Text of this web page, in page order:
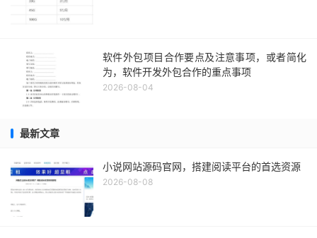
软件外包项目合作要点及注意事项，或者简化
为，软件开发外包合作的重点事项
2026-08-04
最新文章
小说网站源码官网，搭建阅读平台的首选资源
2026-08-08